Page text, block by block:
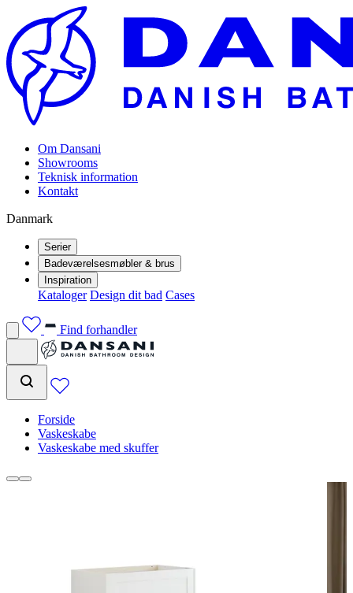
Om Dansani
Showrooms
Teknisk information
Kontakt
Danmark
Serier
Badeværelsesmøbler & brus
Inspiration
Kataloger Design dit bad Cases
Find forhandler
Forside
Vaskeskabe
Vaskeskabe med skuffer